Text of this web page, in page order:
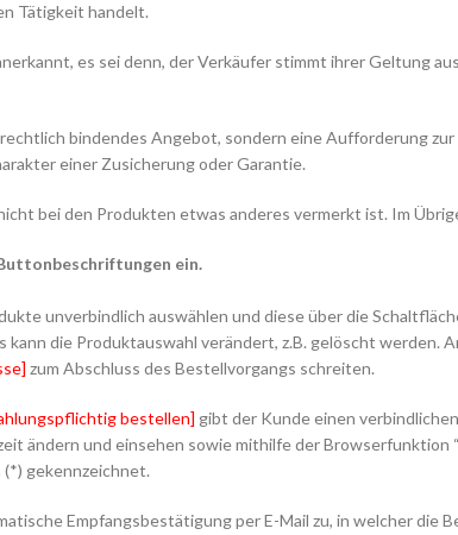
Tätigkeit handelt.
es sei denn, der Verkäufer stimmt ihrer Geltung
bindendes Angebot, sondern eine Aufforderung
einer Zusicherung oder Garantie.
bei den Produkten etwas anderes vermerkt ist. Im
ein.
unverbindlich auswählen und diese über die
die Produktauswahl verändert, z.B. gelöscht werden.
zum Abschluss des Bestellvorgangs schreiten.
bestellen] gibt der Kunde einen
ändern und einsehen sowie mithilfe der Browserfunktion
gekennzeichnet.
Empfangsbestätigung per E-Mail zu, in welcher